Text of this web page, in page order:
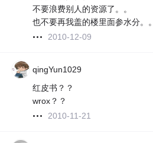
不要浪费别人的资源了。。
也不要再我盖的楼里面参水分。。
2010-12-09
qingYun1029
红皮书？？
wrox？？
2010-11-21